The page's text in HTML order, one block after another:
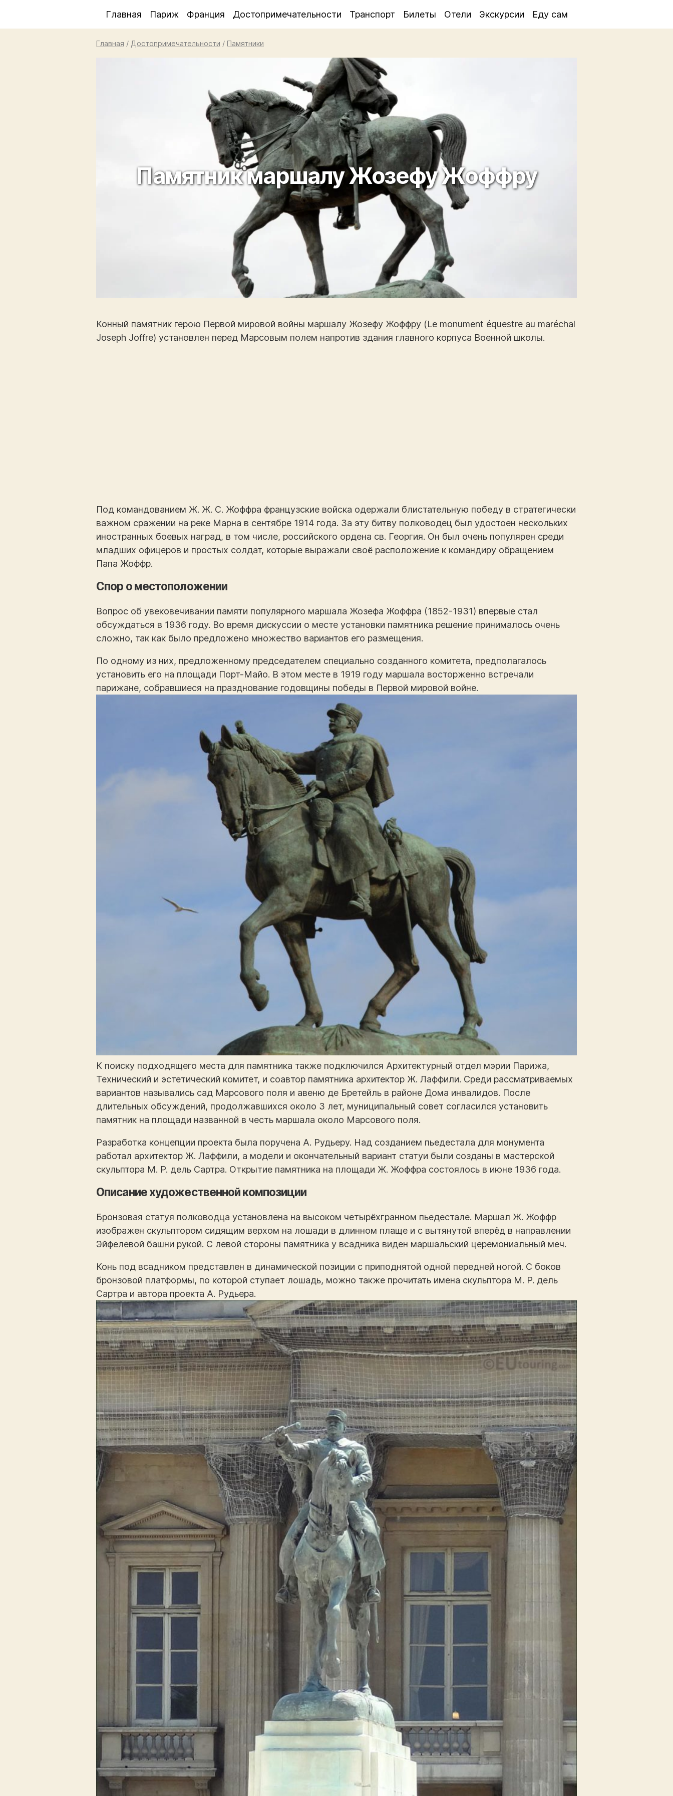
Главная Париж Франция Достопримечательности Транспорт Билеты Отели Экскурсии Еду сам
Главная / Достопримечательности / Памятники
Памятник маршалу Жозефу Жоффру
Конный памятник герою Первой мировой войны маршалу Жозефу Жоффру (Le monument équestre au maréchal
Joseph Joffre) установлен перед Марсовым полем напротив здания главного корпуса Военной школы.
Под командованием Ж. Ж. С. Жоффра французские войска одержали блистательную победу в стратегически
важном сражении на реке Марна в сентябре 1914 года. За эту битву полководец был удостоен нескольких
иностранных боевых наград, в том числе, российского ордена св. Георгия. Он был очень популярен среди
младших офицеров и простых солдат, которые выражали своё расположение к командиру обращением
Папа Жоффр.
Спор о местоположении
Вопрос об увековечивании памяти популярного маршала Жозефа Жоффра (1852-1931) впервые стал
обсуждаться в 1936 году. Во время дискуссии о месте установки памятника решение принималось очень
сложно, так как было предложено множество вариантов его размещения.
По одному из них, предложенному председателем специально созданного комитета, предполагалось
установить его на площади Порт-Майо. В этом месте в 1919 году маршала восторженно встречали
парижане, собравшиеся на празднование годовщины победы в Первой мировой войне.
К поиску подходящего места для памятника также подключился Архитектурный отдел мэрии Парижа,
Технический и эстетический комитет, и соавтор памятника архитектор Ж. Лаффили. Среди рассматриваемых
вариантов назывались сад Марсового поля и авеню де Бретейль в районе Дома инвалидов. После
длительных обсуждений, продолжавшихся около 3 лет, муниципальный совет согласился установить
памятник на площади названной в честь маршала около Марсового поля.
Разработка концепции проекта была поручена А. Рудьеру. Над созданием пьедестала для монумента
работал архитектор Ж. Лаффили, а модели и окончательный вариант статуи были созданы в мастерской
скульптора М. Р. дель Сартра. Открытие памятника на площади Ж. Жоффра состоялось в июне 1936 года.
Описание художественной композиции
Бронзовая статуя полководца установлена на высоком четырёхгранном пьедестале. Маршал Ж. Жоффр
изображен скульптором сидящим верхом на лошади в длинном плаще и с вытянутой вперёд в направлении
Эйфелевой башни рукой. С левой стороны памятника у всадника виден маршальский церемониальный меч.
Конь под всадником представлен в динамической позиции с приподнятой одной передней ногой. С боков
бронзовой платформы, по которой ступает лошадь, можно также прочитать имена скульптора М. Р. дель
Сартра и автора проекта А. Рудьера.